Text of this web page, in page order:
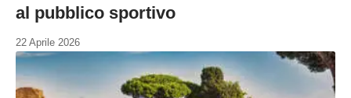
al pubblico sportivo
22 Aprile 2026